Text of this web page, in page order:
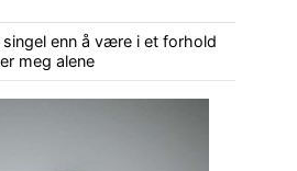
enn å være i et forhold
meg alene